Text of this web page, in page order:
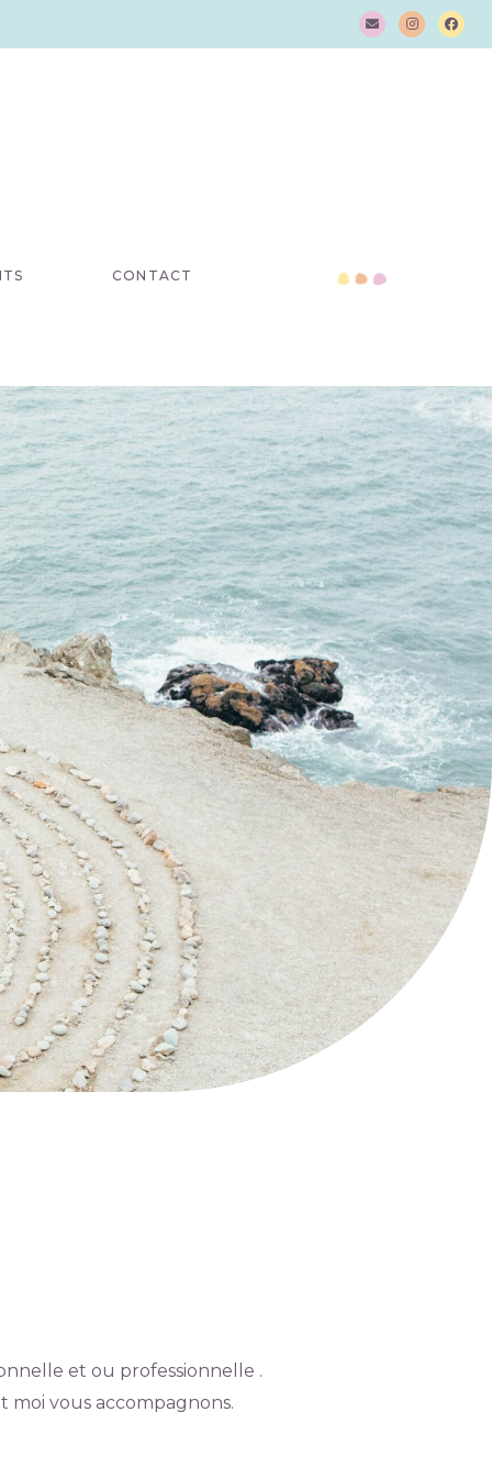
CONTACT
et ou professionnelle .
moi vous accompagnons.